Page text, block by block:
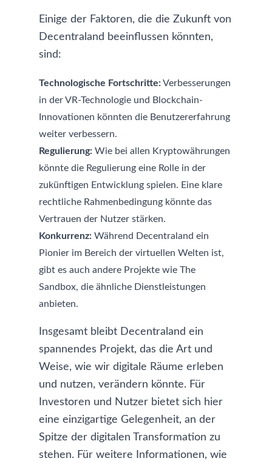
Einige der Faktoren, die die Zukunft von
Decentraland beeinflussen könnten,
sind:
Technologische Fortschritte:Verbesserungen
in der VR-Technologie und Blockchain-
Innovationen könnten die Benutzererfahrung
weiter verbessern.
Regulierung: Wie bei allen Kryptowährungen
könnte die Regulierung eine Rolle in der
zukünftigen Entwicklung spielen. Eine klare
rechtliche Rahmenbedingung könnte das
Vertrauen der Nutzer stärken.
Konkurrenz: Während Decentraland ein
Pionier im Bereich der virtuellen Welten ist,
gibt es auch andere Projekte wie The
Sandbox, die ähnliche Dienstleistungen
anbieten.
Insgesamt bleibt Decentraland ein
spannendes Projekt, das die Art und
Weise, wie wir digitale Räume erleben
und nutzen, verändern könnte. Für
Investoren und Nutzer bietet sich hier
eine einzigartige Gelegenheit, an der
Spitze der digitalen Transformation zu
stehen. Für weitere Informationen, wie